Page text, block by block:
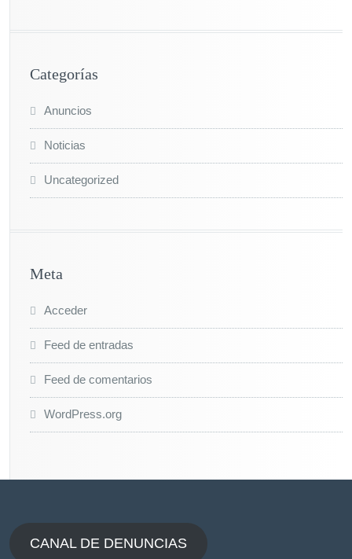
Categorías
Anuncios
Noticias
Uncategorized
Meta
Acceder
Feed de entradas
Feed de comentarios
WordPress.org
CANAL DE DENUNCIAS